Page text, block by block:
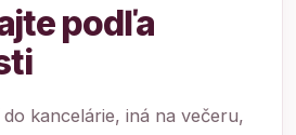
podľa
kancelárie, iná na večeru,